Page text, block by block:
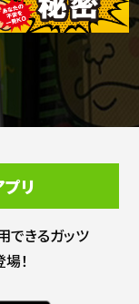
リ
できるガッツ
！